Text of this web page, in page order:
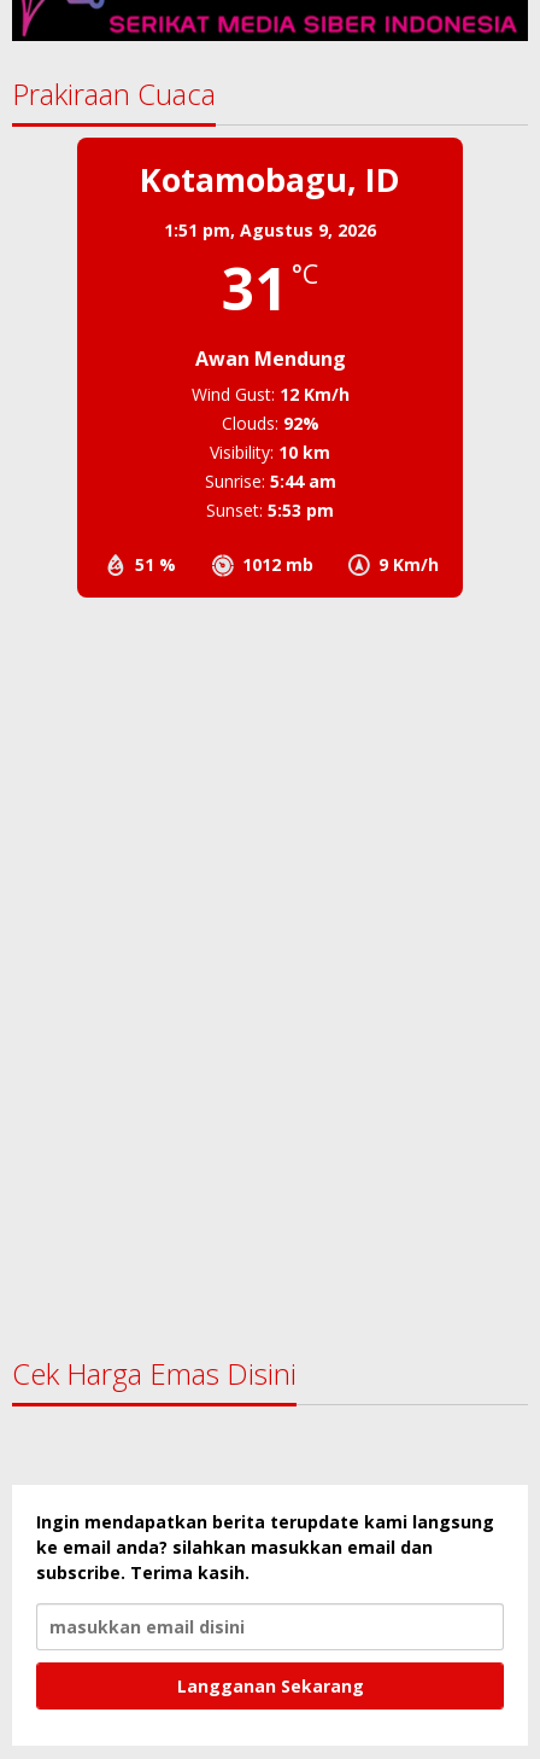
Prakiraan Cuaca
Kotamobagu, ID
1:51 pm, Agustus 9, 2026
31 °C
Awan Mendung
51 % 1012 mb 9 Km/h
Wind Gust: 12 Km/h
Clouds: 92%
Visibility: 10 km
Sunrise: 5:44 am
Sunset: 5:53 pm
Cek Harga Emas Disini
Ingin mendapatkan berita terupdate kami langsung
ke email anda? silahkan masukkan email dan
subscribe. Terima kasih.